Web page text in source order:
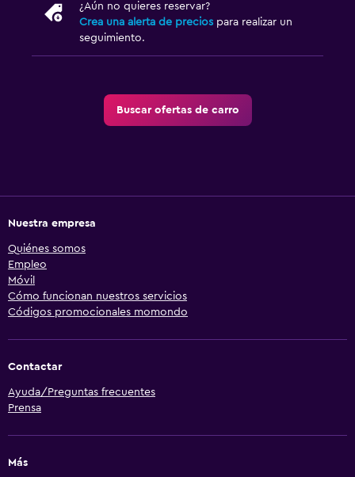
¿Aún no quieres reservar?
Crea una alerta de precios para realizar un
seguimiento.
Buscar ofertas de carro
Nuestra empresa
Quiénes somos
Empleo
Móvil
Cómo funcionan nuestros servicios
Códigos promocionales momondo
Contactar
Ayuda/Preguntas frecuentes
Prensa
Más